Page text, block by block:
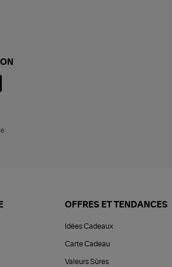
OFFRES ET TENDANCES
Idées Cadeaux
Carte Cadeau
Valeurs Sûres